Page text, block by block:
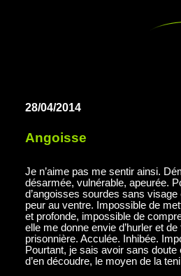
28/04/2014
Angoisse
Je n’aime pas me sentir ainsi.
désarmée, vulnérable, apeurée.
d’angoisses sourdes sans
peur au ventre. Impossible de
et profonde, impossible de
elle me donne envie d’hurler et
prisonnière. Acculée. Inhibée.
Pourtant, je sais avoir sans
d’en découdre, le moyen de la